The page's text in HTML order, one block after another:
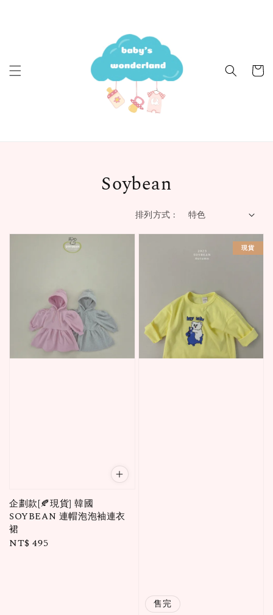
Soybean
排列方式 :
企劃款[🍂現貨] 韓國
SOYBEAN 連帽泡泡袖連衣
裙
Regular
NT$ 495
售完
現貨